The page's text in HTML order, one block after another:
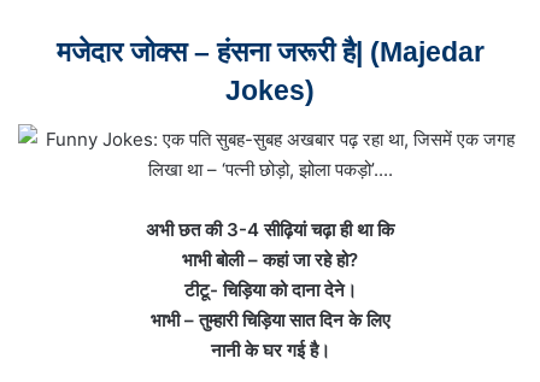
मजेदार जोक्स – हंसना जरूरी है| (Majedar
Jokes)
अभी छत की 3-4 सीढ़ियां चढ़ा ही था कि
भाभी बोली – कहां जा रहे हो?
टीटू- चिड़िया को दाना देने।
भाभी – तुम्हारी चिड़िया सात दिन के लिए
नानी के घर गई है।